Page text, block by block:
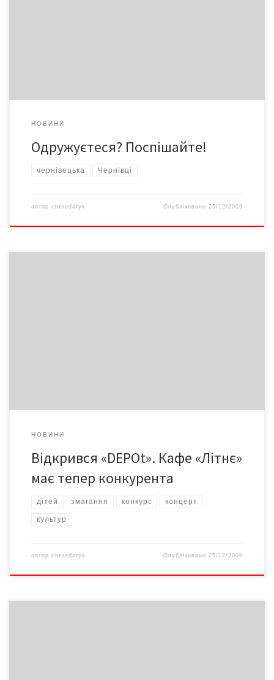
НОВИНИ
Одружуєтеся? Поспішайте!
чернівецька Чернівці
автор cheredaryk Опубліковано25/12/2009
НОВИНИ
Відкрився «DEPOt». Кафе «Літнє»
має тепер конкурента
дітей змагання конкурс концерт
культур
автор cheredaryk Опубліковано25/12/2009